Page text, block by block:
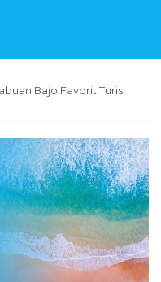
Bajo Favorit Turis